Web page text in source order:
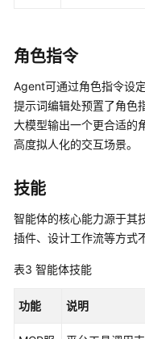
诊
助
手
智
能
体
应
建
并
配
单
智
能
角色指令
Agent可通过角色指令设
提示词编辑处预置了角色
大模型输出一个更合适的
高度拟人化的交互场景。
技能
智能体的核心能力源于其
插件、设计工作流等方式
表3 智能体技能
功能 说明